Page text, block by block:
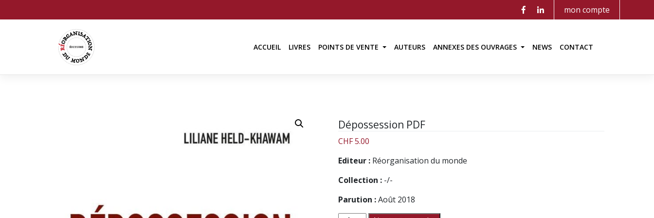
mon compte
ACCUEIL LIVRES POINTS DE VENTE AUTEURS ANNEXES DES OUVRAGES NEWS CONTACT
Dépossession PDF
CHF5.00
Editeur :Réorganisation du monde
Collection : -/-
Parution :Août 2018